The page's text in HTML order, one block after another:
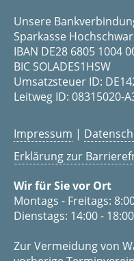
Unsere
Sparkasse
IBAN DE28 6805 1004
BIC SOLADES1HSW
Umsatzsteuer ID:
Leitweg ID: 08315020-
Impressum |
Erklärung zur
Wir für Sie vor Ort
Montags - Freitags:
Dienstags: 14:00 -
Zur Vermeidung von